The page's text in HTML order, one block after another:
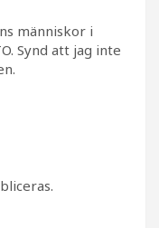
människor i
Synd att jag inte